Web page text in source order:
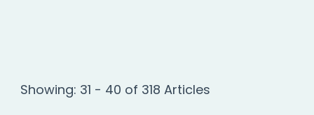
Showing: 31 - 40 of 318 Articles